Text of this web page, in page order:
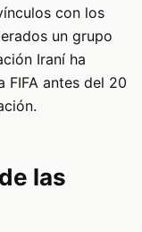
con los
un grupo
Iraní ha
FIFA antes del 20
las